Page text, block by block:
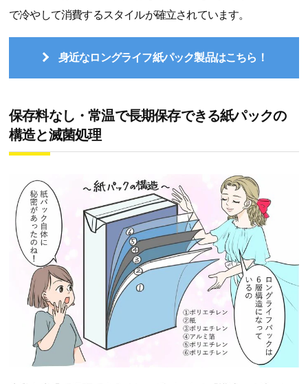
で冷やして消費するスタイルが確立されています。
身近なロングライフ紙パック製品はこちら！
保存料なし・常温で長期保存できる紙パックの
構造と滅菌処理